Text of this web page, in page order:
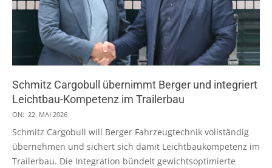
Schmitz Cargobull übernimmt Berger und integriert
Leichtbau-Kompetenz im Trailerbau
2026-
05-
22
ON: 22. MAI 2026
Schmitz Cargobull will Berger Fahrzeugtechnik vollständig
übernehmen und sichert sich damit Leichtbaukompetenz im
Trailerbau. Die Integration bündelt gewichtsoptimierte